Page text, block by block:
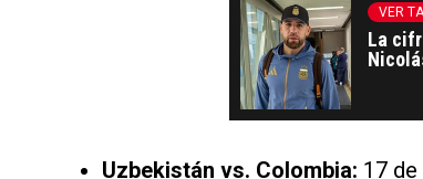
VER
La
Uzbekistán vs. Colombia: 17 de